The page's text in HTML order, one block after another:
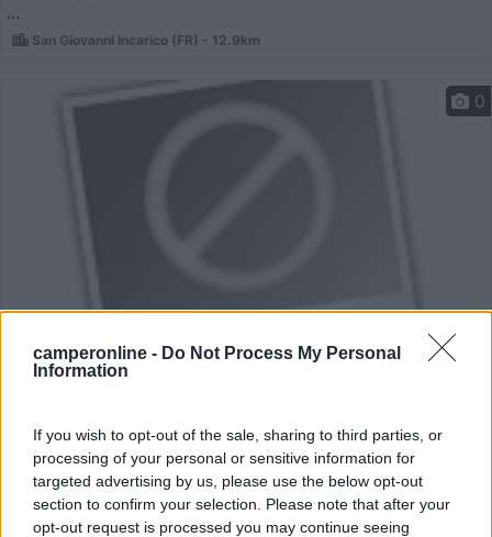
camperonline - Do Not Process My Personal
Information
If you wish to opt-out of the sale, sharing to third parties, or
processing of your personal or sensitive information for
targeted advertising by us, please use the below opt-out
section to confirm your selection. Please note that after your
opt-out request is processed you may continue seeing
...
San Giovanni Incarico (FR) - 12.9km
Area di sosta (PS)
0
0
Nel parking tra i ruderi del castello e il Santuario dell...
Esperia (FR) - 13.6km